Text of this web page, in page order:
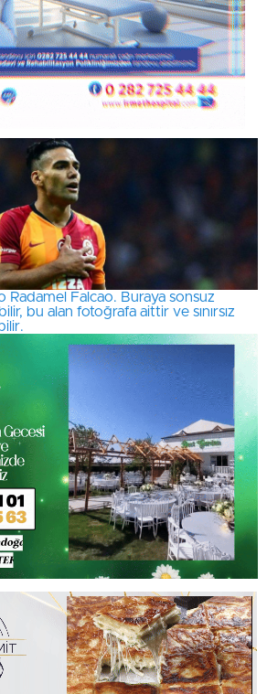
Radamel Falcao. Buraya sonsuz
bu alan fotoğrafa aittir ve sınırsız